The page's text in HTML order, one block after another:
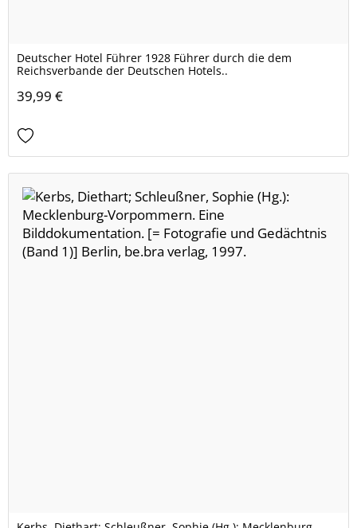
Deutscher Hotel Führer 1928 Führer durch die dem
Reichsverbande der Deutschen Hotels..
39,99 €